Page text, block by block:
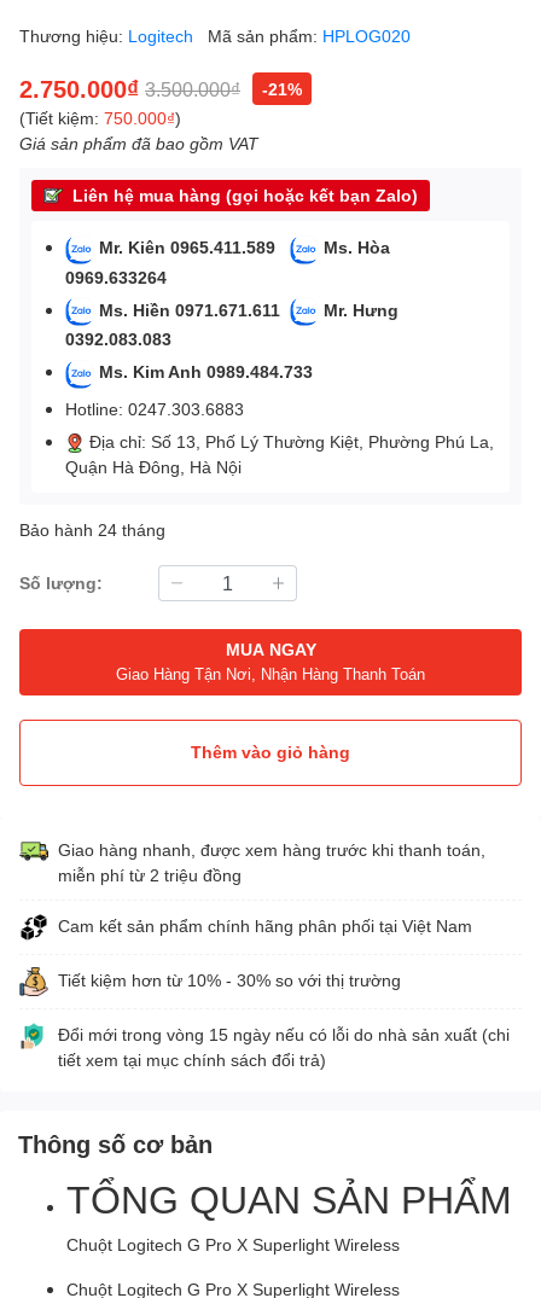
Thương hiệu: Logitech Mã sản phẩm: HPLOG020
2.750.000₫ 3.500.000₫
-21%
(Tiết kiệm: 750.000₫)
Giá sản phẩm đã bao gồm VAT
Liên hệ mua hàng (gọi hoặc kết bạn Zalo)
Mr. Kiên 0965.411.589
Ms. Hòa
0969.633264
Ms. Hiền 0971.671.611
Mr. Hưng
0392.083.083
Ms. Kim Anh 0989.484.733
Hotline: 0247.303.6883
Địa chỉ: Số 13, Phố Lý Thường Kiệt, Phường Phú La,
Quận Hà Đông, Hà Nội
Bảo hành 24 tháng
Số lượng:
MUA NGAY
Giao Hàng Tận Nơi, Nhận Hàng Thanh Toán
Thêm vào giỏ hàng
Giao hàng nhanh, được xem hàng trước khi thanh toán,
miễn phí từ 2 triệu đồng
Cam kết sản phẩm chính hãng phân phối tại Việt Nam
Tiết kiệm hơn từ 10% - 30% so với thị trường
Đổi mới trong vòng 15 ngày nếu có lỗi do nhà sản xuất (chi
tiết xem tại mục chính sách đổi trả)
Thông số cơ bản
TỔNG QUAN SẢN PHẨM
Chuột Logitech G Pro X Superlight Wireless
Chuột Logitech G Pro X Superlight Wireless